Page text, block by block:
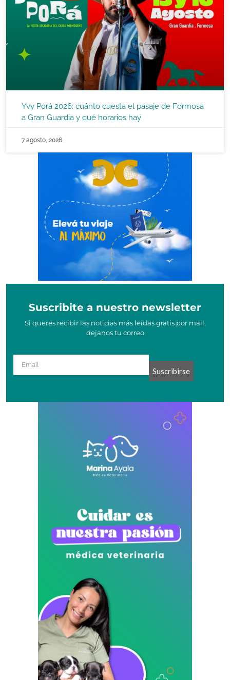
Yvy Porá 2026: cuánto cuesta el pasaje de Formosa
a Gran Guardia y qué horarios hay
7 agosto, 2026
Suscribite a nuestro newsletter
Si querés recibir las noticias más leídas gratis por mail,
dejanos tu correo
Suscribirse